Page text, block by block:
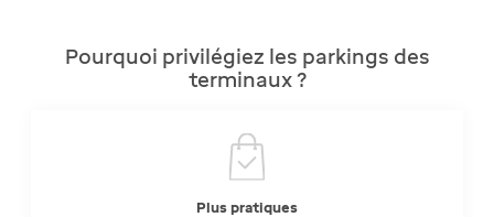
Pourquoi privilégiez les parkings des
terminaux ?
Plus pratiques